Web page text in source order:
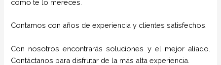
como te lo mereces.
Contamos con años de experiencia y clientes satisfechos.
Con nosotros encontrarás soluciones y el mejor aliado.
Contáctanos para disfrutar de la más alta experiencia.